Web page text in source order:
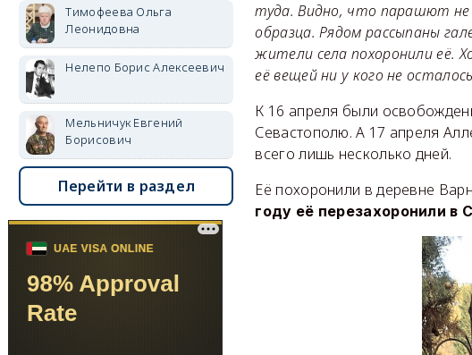
туда. Видно, что парашют не
образца. Рядом рассыпаны
жители села похоронили её.
её вещей ни у кого не
К 16 апреля были
Севастополю. А 17 апреля
всего лишь несколько дней.
Её похоронили в деревне
году её перезахоронили в
Тимофеева Ольга
Леонидовна
Нелепо Борис Алексеевич
Мельничук Евгений
Борисович
Перейти в раздел